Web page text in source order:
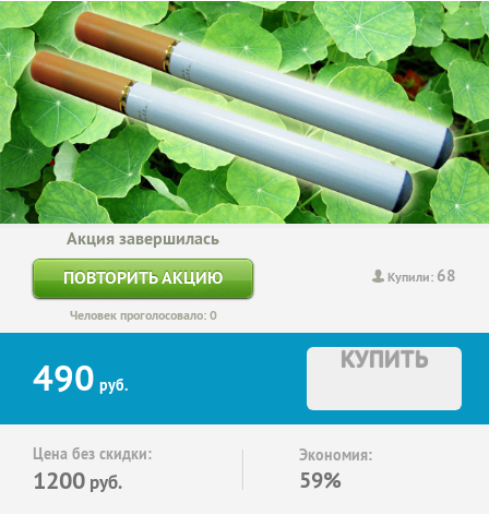
Купили: 68
Акция завершилась
ПОВТОРИТЬ АКЦИЮ
Человек проголосовало: 0
490 руб.
КУПИТЬ
Цена без скидки:
1200 руб.
Экономия:
59%